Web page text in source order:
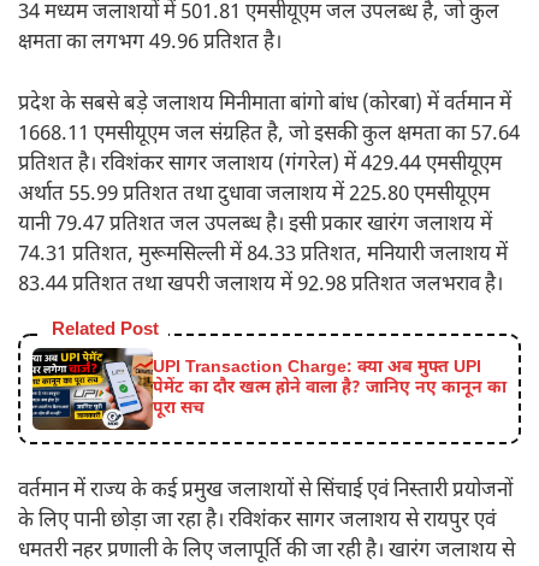
34 मध्यम जलाशयों में 501.81 एमसीयूएम जल उपलब्ध है, जो कुल
क्षमता का लगभग 49.96 प्रतिशत है।
प्रदेश के सबसे बड़े जलाशय मिनीमाता बांगो बांध (कोरबा) में वर्तमान में
1668.11 एमसीयूएम जल संग्रहित है, जो इसकी कुल क्षमता का 57.64
प्रतिशत है। रविशंकर सागर जलाशय (गंगरेल) में 429.44 एमसीयूएम
अर्थात 55.99 प्रतिशत तथा दुधावा जलाशय में 225.80 एमसीयूएम
यानी 79.47 प्रतिशत जल उपलब्ध है। इसी प्रकार खारंग जलाशय में
74.31 प्रतिशत, मुरूमसिल्ली में 84.33 प्रतिशत, मनियारी जलाशय में
83.44 प्रतिशत तथा खपरी जलाशय में 92.98 प्रतिशत जलभराव है।
Related Post
UPI Transaction Charge: क्या अब मुफ्त UPI
पेमेंट का दौर खत्म होने वाला है? जानिए नए कानून का
पूरा सच
वर्तमान में राज्य के कई प्रमुख जलाशयों से सिंचाई एवं निस्तारी प्रयोजनों
के लिए पानी छोड़ा जा रहा है। रविशंकर सागर जलाशय से रायपुर एवं
धमतरी नहर प्रणाली के लिए जलापूर्ति की जा रही है। खारंग जलाशय से